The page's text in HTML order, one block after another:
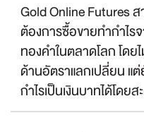
Gold Online Futures
ต้องการซื้อขายทำกำไร
ทองคำในตลาดโลก โดย
ด้านอัตราแลกเปลี่ยน แ
กำไรเป็นเงินบาทได้โดย